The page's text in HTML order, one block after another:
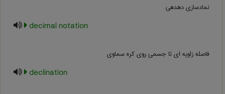
نمادسازی دهدهی
decimal notation
فاصله زاویه ای تا جسمی روی کره سماوی
declination